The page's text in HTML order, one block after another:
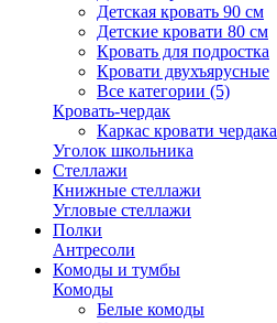
Детская кровать 90 см
Детские кровати 80 см
Кровать для подростка
Кровати двухъярусные
Все категории (5)
Кровать-чердак
Каркас кровати чердака
Уголок школьника
Стеллажи
Книжные стеллажи
Угловые стеллажи
Полки
Антресоли
Комоды и тумбы
Комоды
Белые комоды